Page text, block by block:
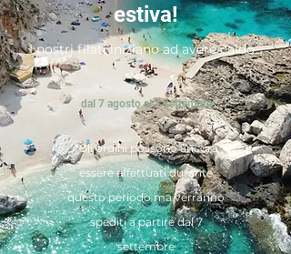
estiva!
I nostri filati iniziano ad avere caldo...
dal 7 agosto al 7 settembre
*Gli ordini possono ancora
essere effettuati durante
questo periodo ma verranno
spediti a partire dal 7
settembre